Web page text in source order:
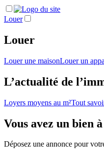
Louer
Louer
Louer une maisonLouer un
L’actualité de
Loyers moyens au m²Tout
Vous avez un bien
Déposez une annonce pour